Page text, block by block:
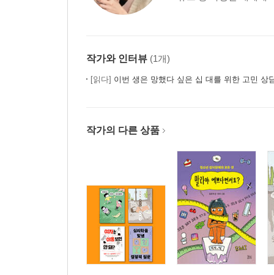
작가와 인터뷰 (1개)
[읽다] 이번 생은 망했다 싶은 십 대를 위한 고민 상
작가의 다른 상품